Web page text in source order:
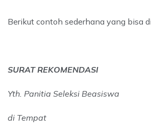
Berikut contoh sederhana yang bisa
SURAT REKOMENDASI
Yth. Panitia Seleksi Beasiswa
di Tempat